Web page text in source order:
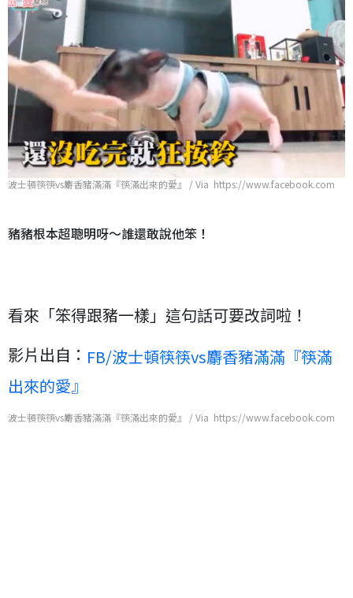
波士頓筷筷vs麝香豬滿滿『筷滿出來的愛』 / Via https://www.facebook.com
豬豬根本超聰明呀～誰還敢說他笨！
看來「笨得跟豬一樣」這句話可要改詞啦！
影片出自： FB/波士頓筷筷vs麝香豬滿滿『筷滿
出來的愛』
波士頓筷筷vs麝香豬滿滿『筷滿出來的愛』 / Via https://www.facebook.com